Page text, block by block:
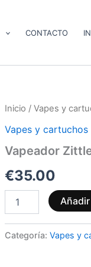
CONTACTO
Inicio / Vapes y
Vapes y cartuchos
Vapeador
€35.00
Vapeador
de
mg
CBD
(listo
para
usar)
cantidad
Categoría: Vapes y